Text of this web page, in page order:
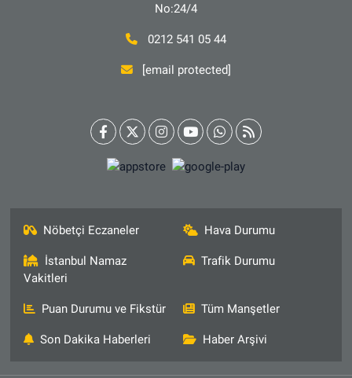
No:24/4
0212 541 05 44
[email protected]
Nöbetçi Eczaneler Hava Durumu
İstanbul Namaz
Vakitleri
Trafik Durumu
Puan Durumu ve Fikstür Tüm Manşetler
Son Dakika Haberleri Haber Arşivi